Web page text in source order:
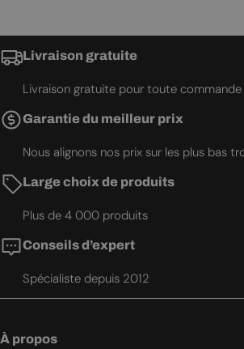
Livraison gratuite
Livraison gratuite pour toute
Garantie du meilleur prix
Nous alignons nos prix sur les plus bas
Large choix de produits
Plus de 4 000 produits
Conseils d’expert
Spécialiste depuis 2012
À propos